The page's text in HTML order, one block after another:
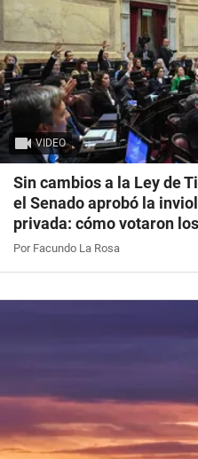
VIDEO
Sin cambios a la Ley de
el Senado aprobó la
privada: cómo votaron
Por Facundo La Rosa